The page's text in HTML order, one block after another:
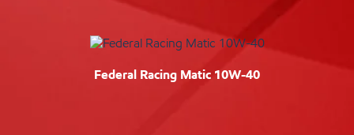
Federal Racing Matic 10W-40